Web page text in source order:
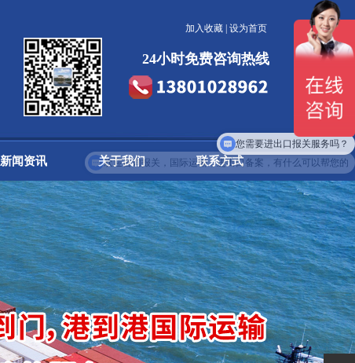
加入收藏| 设为首页
24小时免费咨询热线
新闻资讯
公告信息
公司新闻
行业动态
关于我们
公司简介
发展历程
企业文化
联系我们
联系方式
您需要进出口报关服务吗？